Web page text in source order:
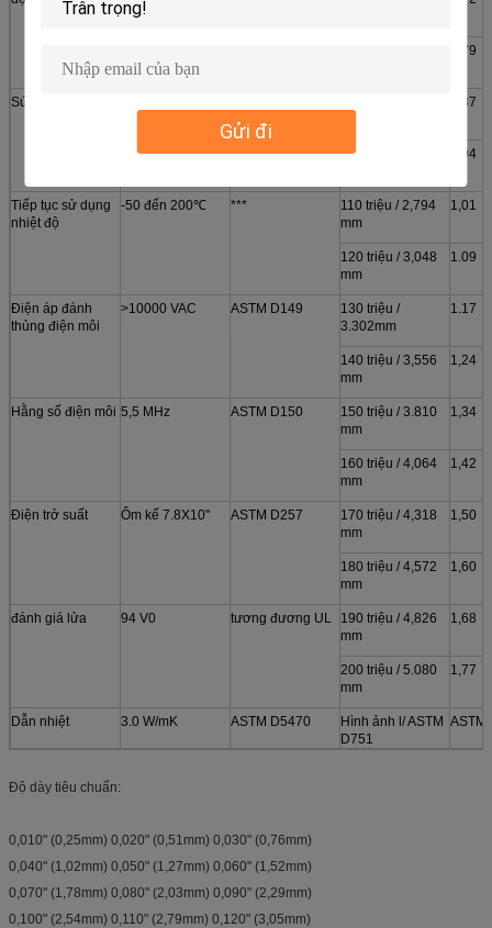
Gửi đi
0,79
Sức căng 0,87
100 triệu / 2.540
0,94
Tiếp tục sử dụng
nhiệt độ
-50 đến 200℃ ***
110 triệu / 2,794
mm
1,01
120 triệu / 3,048
mm
1.09
Điện áp đánh
thủng điện môi
>10000 VAC ASTM D149
130 triệu /
3.302mm
1.17
140 triệu / 3,556
mm
1,24
Hằng số điện môi 5,5 MHz ASTM D150
150 triệu / 3.810
mm
1,34
160 triệu / 4,064
mm
1,42
Điện trở suất Ôm kế 7.8X10" ASTM D257
170 triệu / 4,318
mm
1,50
180 triệu / 4,572
mm
1,60
đánh giá lửa 94 V0 tương đương UL
190 triệu / 4,826
mm
1,68
200 triệu / 5.080
mm
1,77
Dẫn nhiệt 3.0 W/mK ASTM D5470
Hình ảnh l/ ASTM
D751
ASTM
Độ dày tiêu chuẩn:
0,010" (0,25mm) 0,020" (0,51mm) 0,030" (0,76mm)
0,040" (1,02mm) 0,050" (1,27mm) 0,060" (1,52mm)
0,070" (1,78mm) 0,080" (2,03mm) 0,090" (2,29mm)
0,100" (2,54mm) 0,110" (2,79mm) 0,120" (3,05mm)